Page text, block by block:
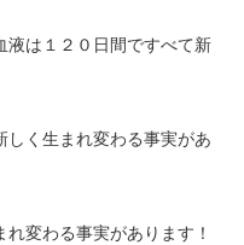
液は１２０日間ですべて新
しく生まれ変わる事実があ
変わる事実があります！